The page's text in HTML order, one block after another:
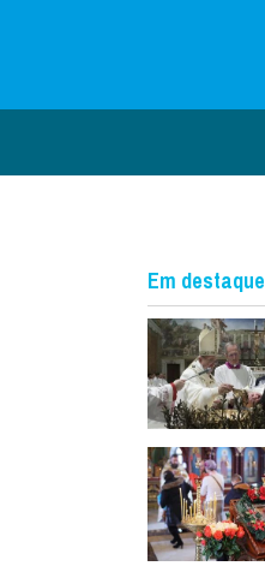
Em destaque